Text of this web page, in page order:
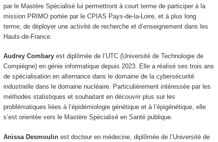
par le Mastère Spécialisé lui permettront à court terme de participer à la
mission PRIMO portée par le CPIAS Pays-de-la-Loire, et à plus long
terme, de déployer une activité de recherche et d’enseignement dans les
Hauts-de-France.
Audrey Combaryest diplômée de l’UTC (Université de Technologie de
Compiègne) en génie informatique depuis 2023. Elle a réalisé ses trois ans
de spécialisation en alternance dans le domaine de la cybersécurité
industrielle dans le domaine nucléaire. Particulièrement intéressée par les
méthodes statistiques et souhaitant en découvrir plus sur les
problématiques liées à l’épidémiologie génétique et à l’épigénétique, elle
s’est orientée vers le Mastère Spécialisé en Santé publique.
Anissa Desmoulin est docteur en médecine, diplômée de l’Université de